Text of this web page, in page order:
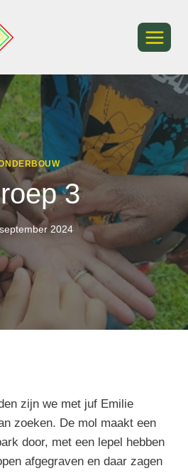
3
2024
zijn we met juf Emilie
zoeken. De mol maakt een
door, met een lepel hebben
afgegraven en daar zagen